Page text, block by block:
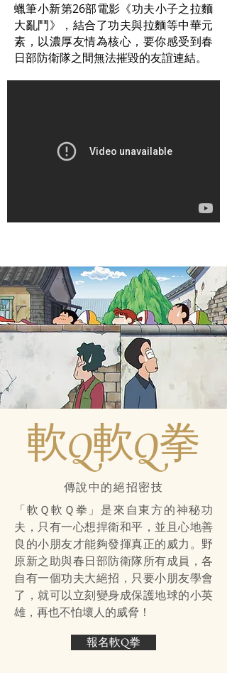
蠟筆小新第26部電影《功夫小子之拉麵
大亂鬥》，結合了功夫與拉麵等中華元
素，以濃厚友情為核心，要你感受到春
日部防衛隊之間無法摧毀的友誼連結。
​軟Q軟Q拳
​傳說中的絕招密技
「軟Ｑ軟Ｑ拳」是來自東方的神秘功
夫，只有一心想捍衛和平，並且心地善
良的小朋友才能夠發揮真正的威力。野
原新之助與春日部防衛隊所有成員，各
自有一個功夫大絕招，只要小朋友學會
了，就可以立刻變身成保護地球的小英
雄，再也不怕壞人的威脅！
報名軟Q拳